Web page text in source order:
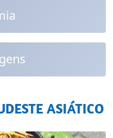
ASIÁTICO